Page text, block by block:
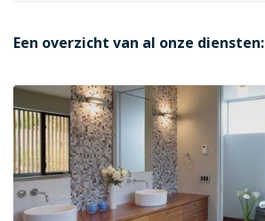
Een overzicht van al onze diensten: